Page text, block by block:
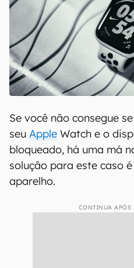
Se você não consegue
seu Apple Watch e o
bloqueado, há uma má
solução para este caso
aparelho.
CONTINUA APÓS